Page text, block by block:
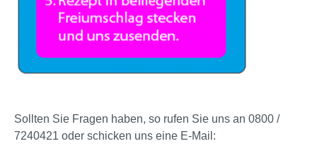
Sollten Sie Fragen haben, so rufen Sie uns an 0800 /
7240421 oder schicken uns eine E-Mail: